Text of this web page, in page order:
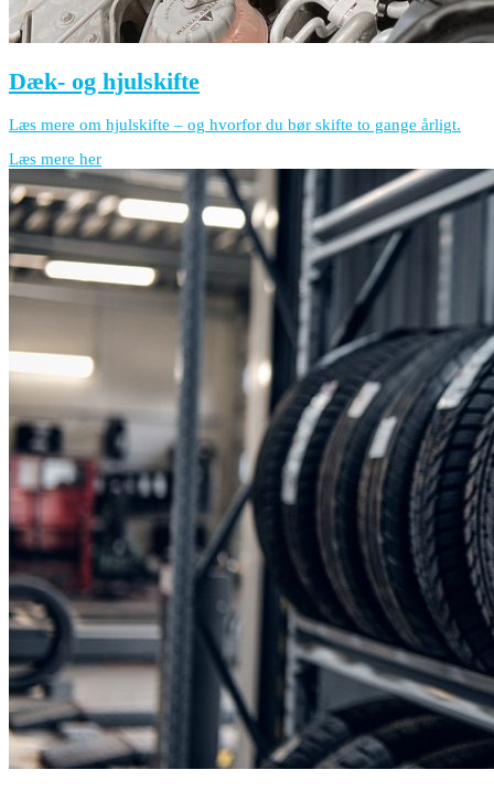
Dæk- og hjulskifte
Læs mere om hjulskifte – og hvorfor du bør skifte to gange årligt.
Læs mere her